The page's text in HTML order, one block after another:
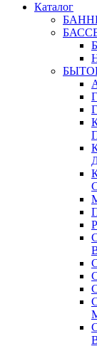
Каталог